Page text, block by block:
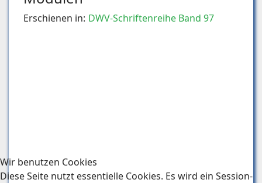
Erschienen in: DWV-Schriftenreihe Band 97
Wir benutzen Cookies
Diese Seite nutzt essentielle Cookies. Es wird ein Session-